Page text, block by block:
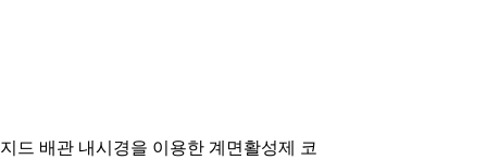
드 배관 내시경을 이용한 계면활성제 코